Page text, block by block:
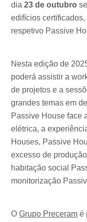
dia23 de outubro
edifícios
respetivo Passive
Nesta edição de
poderá assistir a
de projetos e a
grandes temas em
Passive House face
elétrica, a
Houses, Passive
excesso de
habitação social
monitorização
OGrupo Preceram é